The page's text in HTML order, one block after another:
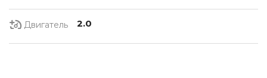
Двигатель 2.0